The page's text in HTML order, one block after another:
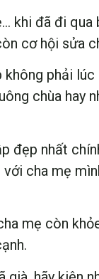
khi đã đi qua
cơ hội sửa
không phải
chùa hay
đẹp nhất
cha mẹ
mẹ còn